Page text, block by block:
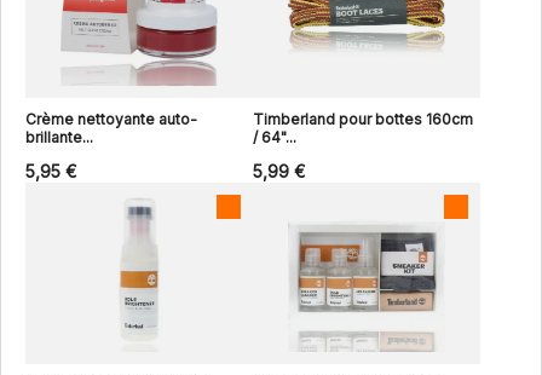
Crème nettoyante auto-
brillante...
5,95 €
Timberland pour bottes 160cm
/ 64"...
5,99 €